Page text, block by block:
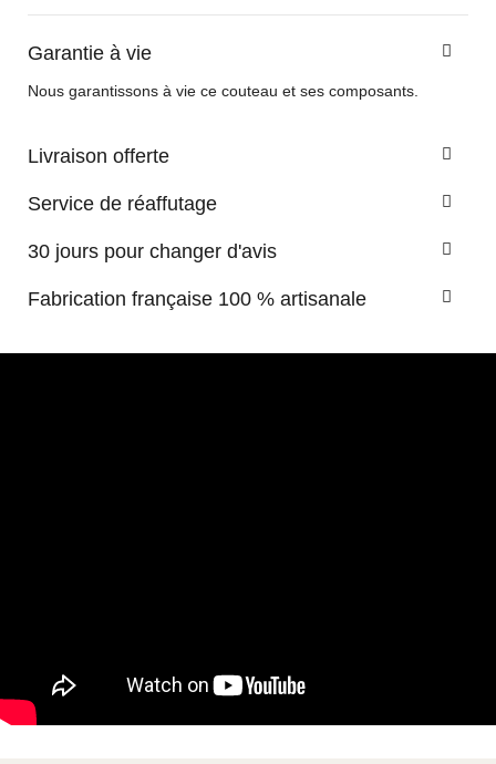
Garantie à vie
Nous garantissons à vie ce couteau et ses composants.
Livraison offerte
Service de réaffutage
30 jours pour changer d'avis
Fabrication française 100 % artisanale